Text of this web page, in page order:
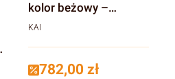
kolor beżowy –
nowoczesne
KAI
782,00 zł